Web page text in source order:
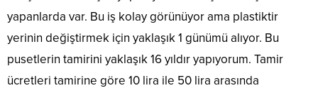
yapanlarda var. Bu iş kolay görünüyor ama plastiktir
yerinin değiştirmek için yaklaşık 1 günümü alıyor. Bu
pusetlerin tamirini yaklaşık 16 yıldır yapıyorum. Tamir
ücretleri tamirine göre 10 lira ile 50 lira arasında